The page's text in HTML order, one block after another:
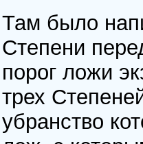
Там было
Степени
порог ложи
трех
убранство